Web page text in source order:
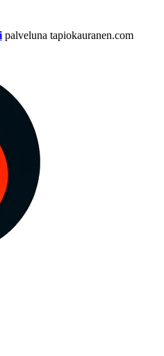
palveluna tapiokauranen.com